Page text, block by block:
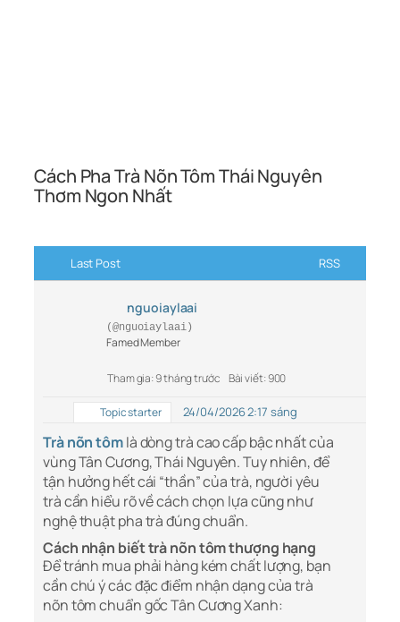
Cách Pha Trà Nõn Tôm Thái Nguyên
Thơm Ngon Nhất
Last Post RSS
nguoiaylaai
(@nguoiaylaai)
Famed Member
Tham gia: 9 tháng trước Bài viết: 900
Topic starter 24/04/2026 2:17 sáng
Trà nõn tômlà dòng trà cao cấp bậc nhất của
vùng Tân Cương, Thái Nguyên. Tuy nhiên, để
tận hưởng hết cái “thần” của trà, người yêu
trà cần hiểu rõ về cách chọn lựa cũng như
nghệ thuật pha trà đúng chuẩn.
Cách nhận biết trà nõn tôm thượng hạng
Để tránh mua phải hàng kém chất lượng, bạn
cần chú ý các đặc điểm nhận dạng của trà
nõn tôm chuẩn gốc Tân Cương Xanh: